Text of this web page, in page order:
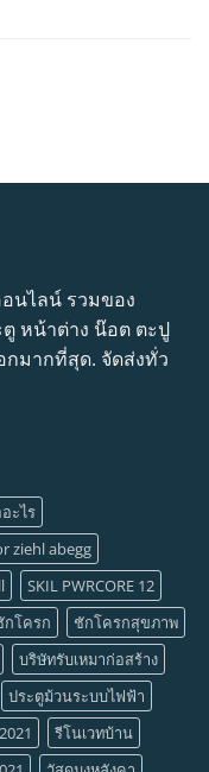
นไลน์ รวมของ
หน้าต่าง น๊อต ตะปู
กมากที่สุด. จัดส่งทั่ว
ะไร
ziehl abegg
SKIL PWRCORE 12
กโครก
ชักโครกสุขภาพ
บริษัทรับเหมาก่อสร้าง
ประตูม้วนระบบไฟฟ้า
รีโนเวทบ้าน